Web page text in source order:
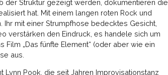
der Struktur gezeigt werden, dokumentieren die
hat. Mit einem langen roten Rock und
mit einer Strumpfhose bedecktes Gesicht,
verstärken den Eindruck, es handele sich um
„Das fünfte Element“ (oder aber wie ein
aus.
Pook, die seit Jahren Improvisationstanz